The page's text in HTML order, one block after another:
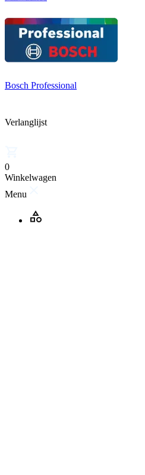
Bosch Professional
Verlanglijst
0
Winkelwagen
Menu